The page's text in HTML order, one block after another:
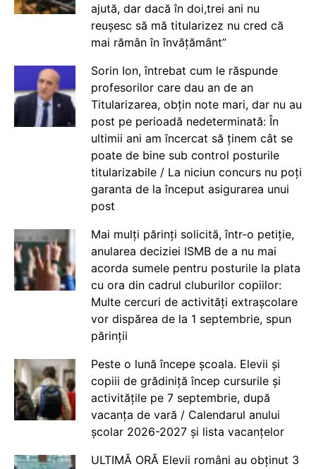
ajută, dar dacă în doi,trei ani nu
reușesc să mă titularizez nu cred că
mai rămân în învățământ”
Sorin Ion, întrebat cum le răspunde
profesorilor care dau an de an
Titularizarea, obțin note mari, dar nu au
post pe perioadă nedeterminată: În
ultimii ani am încercat să ținem cât se
poate de bine sub control posturile
titularizabile / La niciun concurs nu poți
garanta de la început asigurarea unui
post
Mai mulți părinți solicită, într-o petiție,
anularea deciziei ISMB de a nu mai
acorda sumele pentru posturile la plata
cu ora din cadrul cluburilor copiilor:
Multe cercuri de activități extrașcolare
vor dispărea de la 1 septembrie, spun
părinții
Peste o lună începe școala. Elevii și
copiii de grădiniță încep cursurile și
activitățile pe 7 septembrie, după
vacanța de vară / Calendarul anului
școlar 2026-2027 și lista vacanțelor
ULTIMĂ ORĂ Elevii români au obținut 3